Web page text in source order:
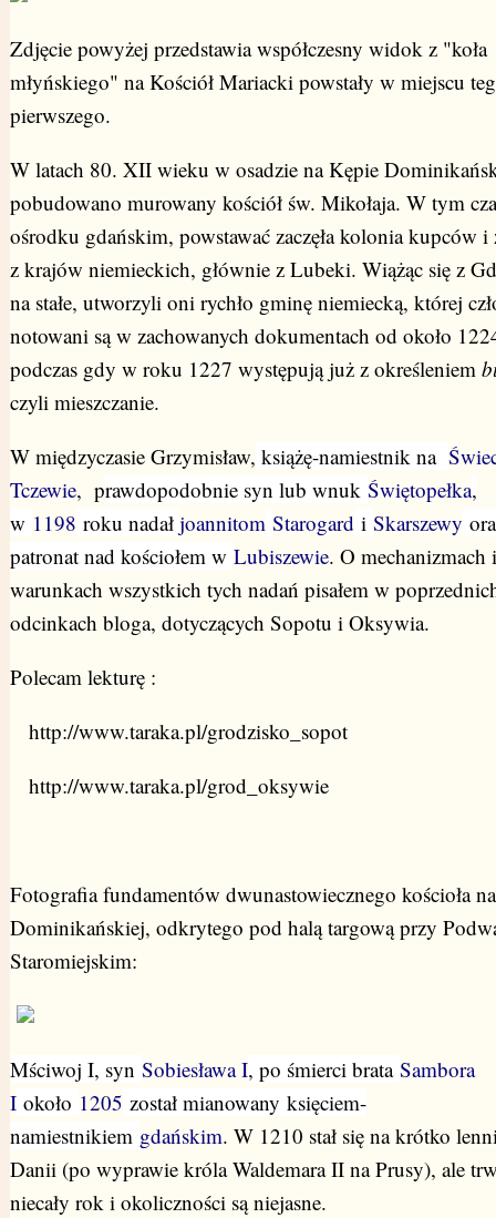
Zdjęcie powyżej przedstawia współczesny widok z "koła
młyńskiego" na Kościół Mariacki powstały w miejscu
pierwszego.
W latach 80. XII wieku w osadzie na Kępie
pobudowano murowany kościół św. Mikołaja. W tym
ośrodku gdańskim, powstawać zaczęła kolonia kupców i
z krajów niemieckich, głównie z Lubeki. Wiążąc się z
na stałe, utworzyli oni rychło gminę niemiecką, której
notowani są w zachowanych dokumentach od około
podczas gdy w roku 1227 występują już z określeniem
czyli mieszczanie.
W międzyczasie Grzymisław, książę-namiestnik na
Tczewie, prawdopodobnie syn lub wnuk Świętopełka,
w 1198 roku nadał joannitom Starogard i Skarszewy
patronat nad kościołem w Lubiszewie. O mechanizmach i
warunkach wszystkich tych nadań pisałem w
odcinkach bloga, dotyczących Sopotu i Oksywia.
Polecam lekturę :
http://www.taraka.pl/grodzisko_sopot
http://www.taraka.pl/grod_oksywie
Fotografia fundamentów dwunastowiecznego kościoła
Dominikańskiej, odkrytego pod halą targową przy
Staromiejskim:
Mściwoj I, syn Sobiesława I, po śmierci brata Sambora
I około 1205 został mianowany księciem-
namiestnikiem gdańskim. W 1210 stał się na krótko
Danii (po wyprawie króla Waldemara II na Prusy), ale
niecały rok i okoliczności są niejasne.